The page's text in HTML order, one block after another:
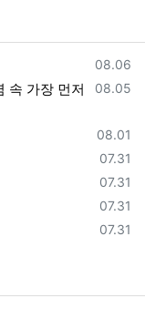
등록일
08.06
등록일
08.05
속 가장 먼저
등록일
08.01
등록일
07.31
등록일
07.31
등록일
07.31
등록일
07.31